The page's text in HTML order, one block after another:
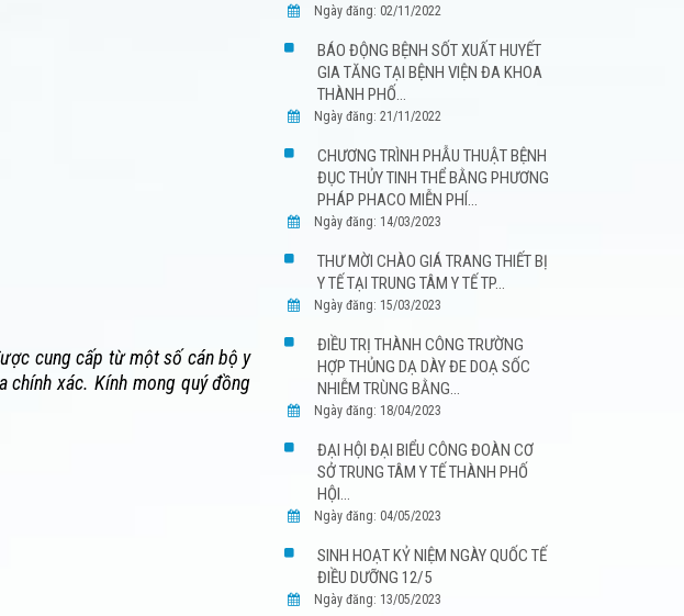
cung cấp từ một số cán bộ y
chính xác. Kính mong quý đồng
Ngày đăng: 02/11/2022
BÁO ĐỘNG BỆNH SỐT XUẤT HUYẾT
GIA TĂNG TẠI BỆNH VIỆN ĐA KHOA
THÀNH PHỐ...
Ngày đăng: 21/11/2022
CHƯƠNG TRÌNH PHẪU THUẬT BỆNH
ĐỤC THỦY TINH THỂ BẰNG PHƯƠNG
PHÁP PHACO MIỄN PHÍ...
Ngày đăng: 14/03/2023
THƯ MỜI CHÀO GIÁ TRANG THIẾT BỊ
Y TẾ TẠI TRUNG TÂM Y TẾ TP...
Ngày đăng: 15/03/2023
ĐIỀU TRỊ THÀNH CÔNG TRƯỜNG
HỢP THỦNG DẠ DÀY ĐE DOẠ SỐC
NHIỄM TRÙNG BẰNG...
Ngày đăng: 18/04/2023
ĐẠI HỘI ĐẠI BIỂU CÔNG ĐOÀN CƠ
SỞ TRUNG TÂM Y TẾ THÀNH PHỐ
HỘI...
Ngày đăng: 04/05/2023
SINH HOẠT KỶ NIỆM NGÀY QUỐC TẾ
ĐIỀU DƯỠNG 12/5
Ngày đăng: 13/05/2023